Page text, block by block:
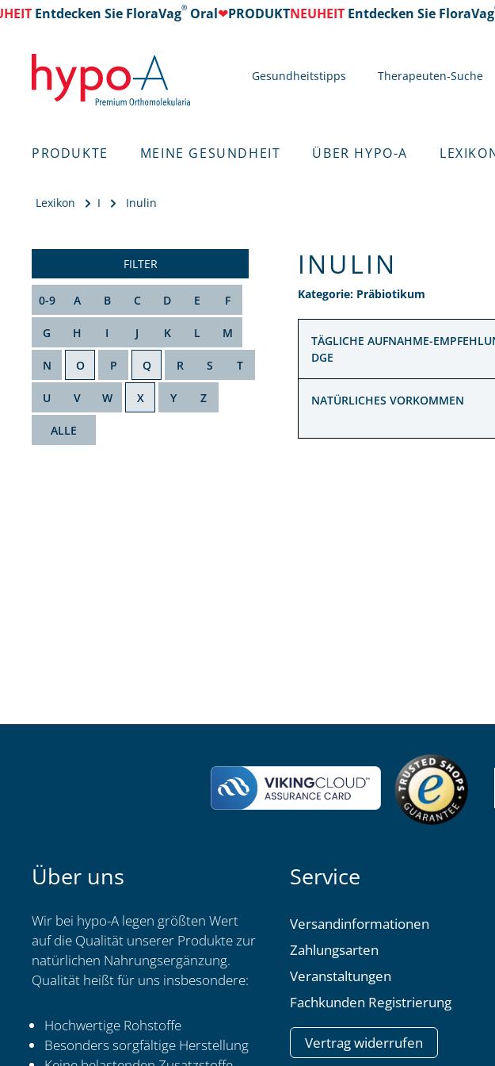
Entdecken Sie FloraVag Oral❤PRODUKTNEUHEITEntdecken Sie FloraVag
Gesundheitstipps Therapeuten-Suche
PRODUKTE MEINE GESUNDHEIT ÜBER HYPO-A
Lexikon I Inulin
FILTER
0-9 A B C D E F
G H I J K L M
N O P Q R S T
U V W X Y Z
ALLE
INULIN
Kategorie: Präbiotikum
TÄGLICHE AUFNAHME-
DGE
NATÜRLICHES VORKOMMEN
Über uns
Wir bei hypo-A legen größten Wert
auf die Qualität unserer Produkte zur
natürlichen Nahrungsergänzung.
Qualität heißt für uns insbesondere:
Hochwertige Rohstoffe
Besonders sorgfältige Herstellung
Service
Versandinformationen
Zahlungsarten
Veranstaltungen
Fachkunden Registrierung
Vertrag widerrufen